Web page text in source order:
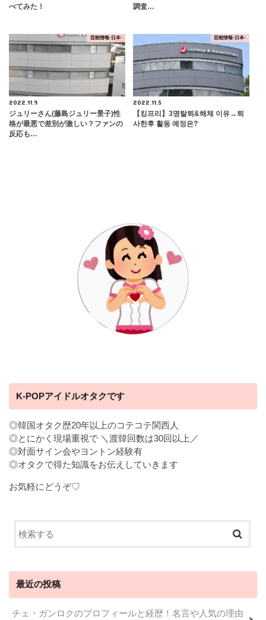
べてみた！
調査…
芸能情報-日本-
2022.11.9
ジュリーさん(藤島ジュリー景子)性
格が最悪で差別が激しい？ファンの
反応も…
芸能情報-日本-
2022.11.5
【킹프리】3명탈퇴&해체 이유→퇴
사한후 활동 예정은?
K-POPアイドルオタクです
◎韓国オタク歴20年以上のコテコテ関西人
◎とにかく現場重視で ＼渡韓回数は30回以上／
◎対面サイン会やヨントン経験有
◎オタクで得た知識をお伝えしていきます
お気軽にどうぞ♡
最近の投稿
チェ・ガンロクのプロフィールと経歴！名言や人気の理由